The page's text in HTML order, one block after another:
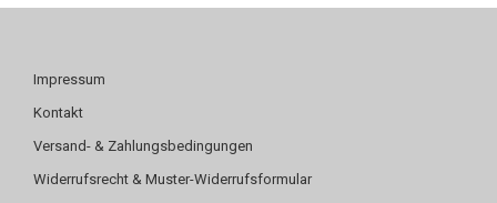
Impressum
Kontakt
Versand- & Zahlungsbedingungen
Widerrufsrecht & Muster-Widerrufsformular